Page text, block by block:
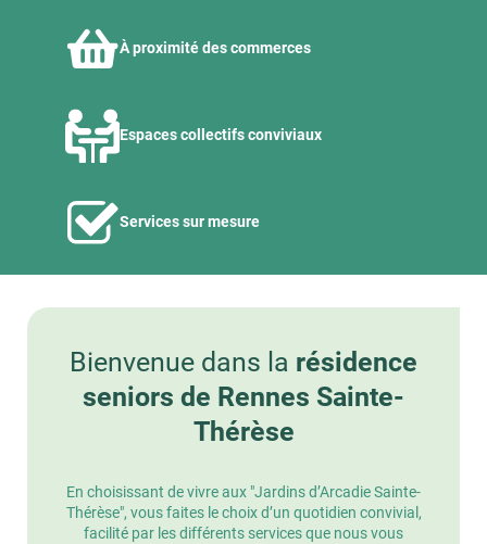
À proximité des commerces
Espaces collectifs conviviaux
Services sur mesure
Bienvenue dans la résidence
seniors de Rennes Sainte-
Thérèse
En choisissant de vivre aux "Jardins d’Arcadie Sainte-
Thérèse", vous faites le choix d’un quotidien convivial,
facilité par les différents services que nous vous